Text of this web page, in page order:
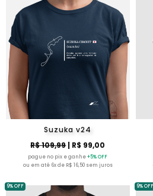
Suzuka v24
R$ 109,99| R$ 99,00
pague no pix e ganhe+5% OFF
ou em até 6x de R$ 16,50 sem juros
9% OFF 9% OFF